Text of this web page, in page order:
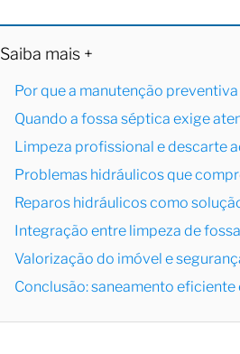
Saiba mais +
Por que a manutenção
Quando a fossa séptica exige
Limpeza profissional e descarte
Problemas hidráulicos que
Reparos hidráulicos como
Integração entre limpeza de
Valorização do imóvel e
Conclusão: saneamento